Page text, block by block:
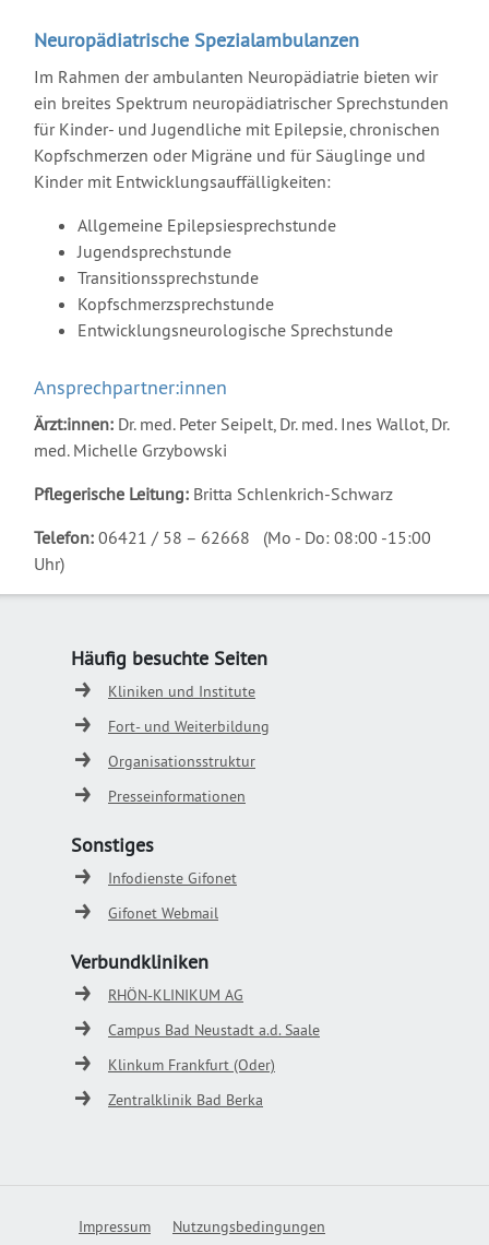
Neuropädiatrische Spezialambulanzen
Im Rahmen der ambulanten Neuropädiatrie bieten wir
ein breites Spektrum neuropädiatrischer Sprechstunden
für Kinder- und Jugendliche mit Epilepsie, chronischen
Kopfschmerzen oder Migräne und für Säuglinge und
Kinder mit Entwicklungsauffälligkeiten:
Allgemeine Epilepsiesprechstunde
Jugendsprechstunde
Transitionssprechstunde
Kopfschmerzsprechstunde
Entwicklungsneurologische Sprechstunde
Ansprechpartner:innen
Ärzt:innen: Dr. med. Peter Seipelt, Dr. med. Ines Wallot, Dr.
med. Michelle Grzybowski
Pflegerische Leitung: Britta Schlenkrich-Schwarz
Telefon: 06421 / 58 – 62668 (Mo - Do: 08:00 -15:00
Uhr)
Häufig besuchte Seiten
Kliniken und Institute
Fort- und Weiterbildung
Organisationsstruktur
Presseinformationen
Sonstiges
Infodienste Gifonet
Gifonet Webmail
Verbundkliniken
RHÖN-KLINIKUM AG
Campus Bad Neustadt a.d. Saale
Klinkum Frankfurt (Oder)
Zentralklinik Bad Berka
Impressum
Nutzungsbedingungen